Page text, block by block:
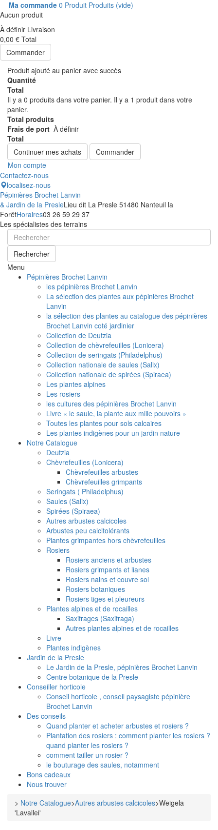
Ma commande 0 Produit Produits (vide)
Aucun produit
À définir Livraison
0,00 € Total
Commander
Produit ajouté au panier avec succès
Quantité
Total
Il y a 0 produits dans votre panier. Il y a 1 produit dans votre
panier.
Total produits
Frais de port À définir
Total
Continuer mes achats
Commander
Mon compte
Contactez-nous
localisez-nous
Pépinières Brochet Lanvin
& Jardin de la PresleLieu dit La Presle 51480 Nanteuil la
ForêtHoraires03 26 59 29 37
Les spécialistes des terrains
Rechercher
Menu
Pépinières Brochet Lanvin
les pépinières Brochet Lanvin
La sélection des plantes aux pépinières Brochet
Lanvin
la sélection des plantes au catalogue des pépinières
Brochet Lanvin coté jardinier
Collection de Deutzia
Collection de chèvrefeuilles (Lonicera)
Collection de seringats (Philadelphus)
Collection nationale de saules (Salix)
Collection nationale de spirées (Spiraea)
Les plantes alpines
Les rosiers
les cultures des pépinières Brochet Lanvin
Livre « le saule, la plante aux mille pouvoirs »
Toutes les plantes pour sols calcaires
Les plantes indigènes pour un jardin nature
Notre Catalogue
Deutzia
Chèvrefeuilles (Lonicera)
Chèvrefeuilles arbustes
Chèvrefeuilles grimpants
Seringats ( Philadelphus)
Saules (Salix)
Spirées (Spiraea)
Autres arbustes calcicoles
Arbustes peu calcitolérants
Plantes grimpantes hors chèvrefeuilles
Rosiers
Rosiers anciens et arbustes
Rosiers grimpants et lianes
Rosiers nains et couvre sol
Rosiers botaniques
Rosiers tiges et pleureurs
Plantes alpines et de rocailles
Saxifrages (Saxifraga)
Autres plantes alpines et de rocailles
Livre
Plantes indigènes
Jardin de la Presle
Le Jardin de la Presle, pépinières Brochet Lanvin
Centre botanique de la Presle
Conseiller horticole
Conseil horticole , conseil paysagiste pépinière
Brochet Lanvin
Des conseils
Quand planter et acheter arbustes et rosiers ?
Plantation des rosiers : comment planter les rosiers ?
quand planter les rosiers ?
comment tailler un rosier ?
le bouturage des saules, notamment
Bons cadeaux
Nous trouver
> Notre Catalogue>Autres arbustes calcicoles>Weigela
'Lavallei'